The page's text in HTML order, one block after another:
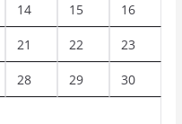
14 15 16
21 22 23
28 29 30